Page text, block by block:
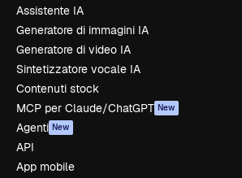
Assistente IA
Generatore di immagini IA
Generatore di video IA
Sintetizzatore vocale IA
Contenuti stock
MCP per Claude/ChatGPT New
Agenti New
API
App mobile